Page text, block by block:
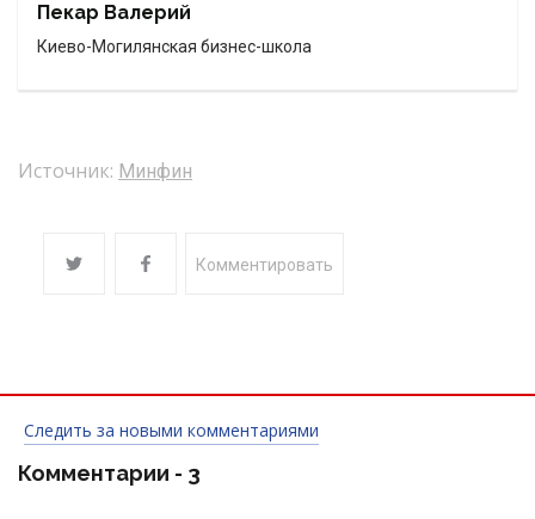
Пекар Валерий
Киево-Могилянская бизнес-школа
Источник: Минфин
Комментировать
Следить за новыми комментариями
Комментарии - 3